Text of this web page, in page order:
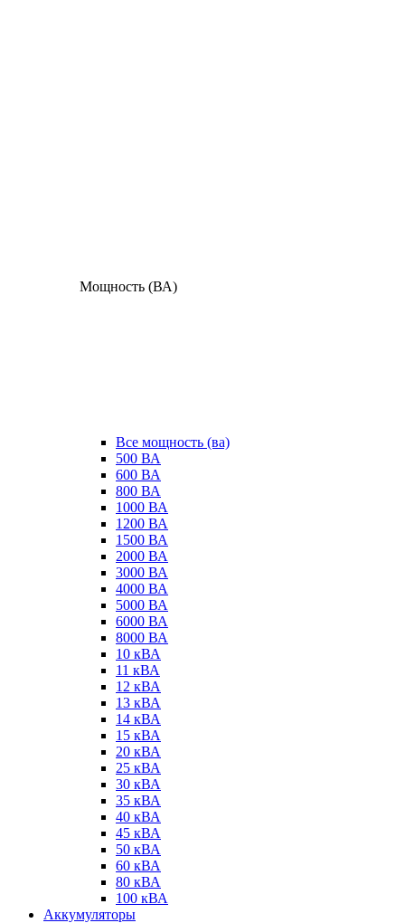
Мощность (ВА)
Все мощность (ва)
500 ВА
600 ВА
800 ВА
1000 ВА
1200 ВА
1500 ВА
2000 ВА
3000 ВА
4000 ВА
5000 ВА
6000 ВА
8000 ВА
10 кВА
11 кВА
12 кВА
13 кВА
14 кВА
15 кВА
20 кВА
25 кВА
30 кВА
35 кВА
40 кВА
45 кВА
50 кВА
60 кВА
80 кВА
100 кВА
Аккумуляторы